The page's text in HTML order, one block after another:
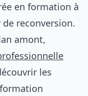
en formation à
reconversion.
amont,
les